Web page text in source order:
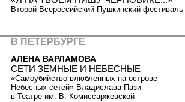
Второй Всероссийский Пушкинский фестиваль
В ПЕТЕРБУРГЕ
АЛЕНА ВАРЛАМОВА
СЕТИ ЗЕМНЫЕ И НЕБЕСНЫЕ
«Самоубийство влюбленных на острове
Небесных сетей» Владислава Пази
в Театре им. В. Комиссаржевской